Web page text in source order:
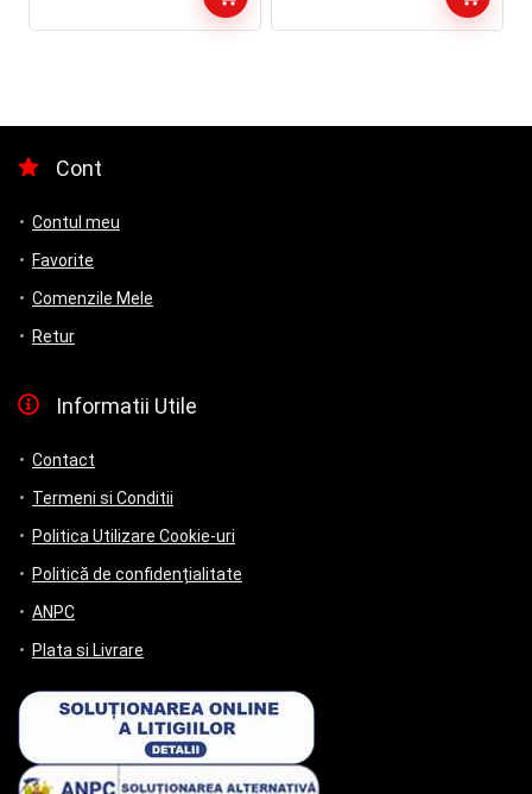
Cont
Contul meu
Favorite
Comenzile Mele
Retur
Informatii Utile
Contact
Termeni si Conditii
Politica Utilizare Cookie-uri
Politică de confidențialitate
ANPC
Plata si Livrare